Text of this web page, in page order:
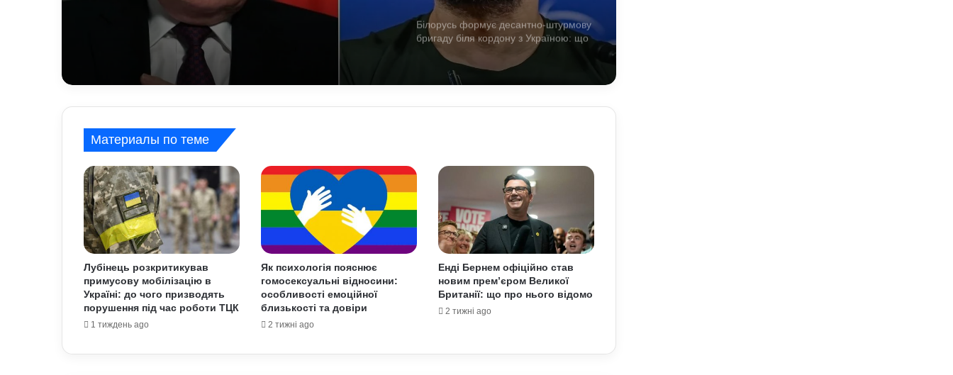
Білорусь формує десантно-штурмову
бригаду біля кордону з Україною: що
доповів Ільюкевич
На Полтавщині через удар РФ стався
та філософи людей XXI століття:
уроки для нашого покоління
Як кримінальні порушення можуть
проявлятися під час базової
військової підготовки: захист прав
У Польщі поставили Україні новий
ультиматум щодо вступу в ЄС та
Бандери: подробиці
Материалы по теме
Лубінець розкритикував
примусову мобілізацію в
Україні: до чого призводять
порушення під час роботи ТЦК
1 тиждень ago
Як психологія пояснює
гомосексуальні відносини:
особливості емоційної
близькості та довіри
2 тижні ago
Енді Бернем офіційно став
новим прем’єром Великої
Британії: що про нього відомо
2 тижні ago